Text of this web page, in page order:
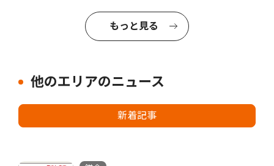
もっと見る
他のエリアのニュース
新着記事